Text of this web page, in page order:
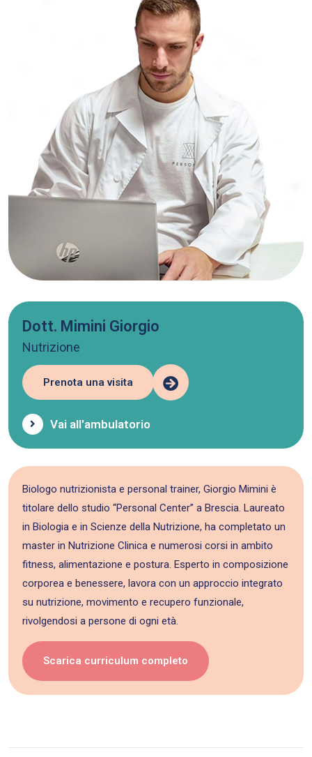
Dott. Mimini Giorgio
Nutrizione
Prenota una visita
Vai all'ambulatorio
Biologo nutrizionista e personal trainer, Giorgio Mimini è
titolare dello studio “Personal Center” a Brescia. Laureato
in Biologia e in Scienze della Nutrizione, ha completato un
master in Nutrizione Clinica e numerosi corsi in ambito
fitness, alimentazione e postura. Esperto in composizione
corporea e benessere, lavora con un approccio integrato
su nutrizione, movimento e recupero funzionale,
rivolgendosi a persone di ogni età.
Scarica curriculum completo